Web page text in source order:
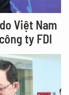
Việt Nam
ty FDI